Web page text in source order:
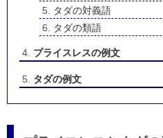
タダの対義語
タダの類語
プライスレスの例文
タダの例文